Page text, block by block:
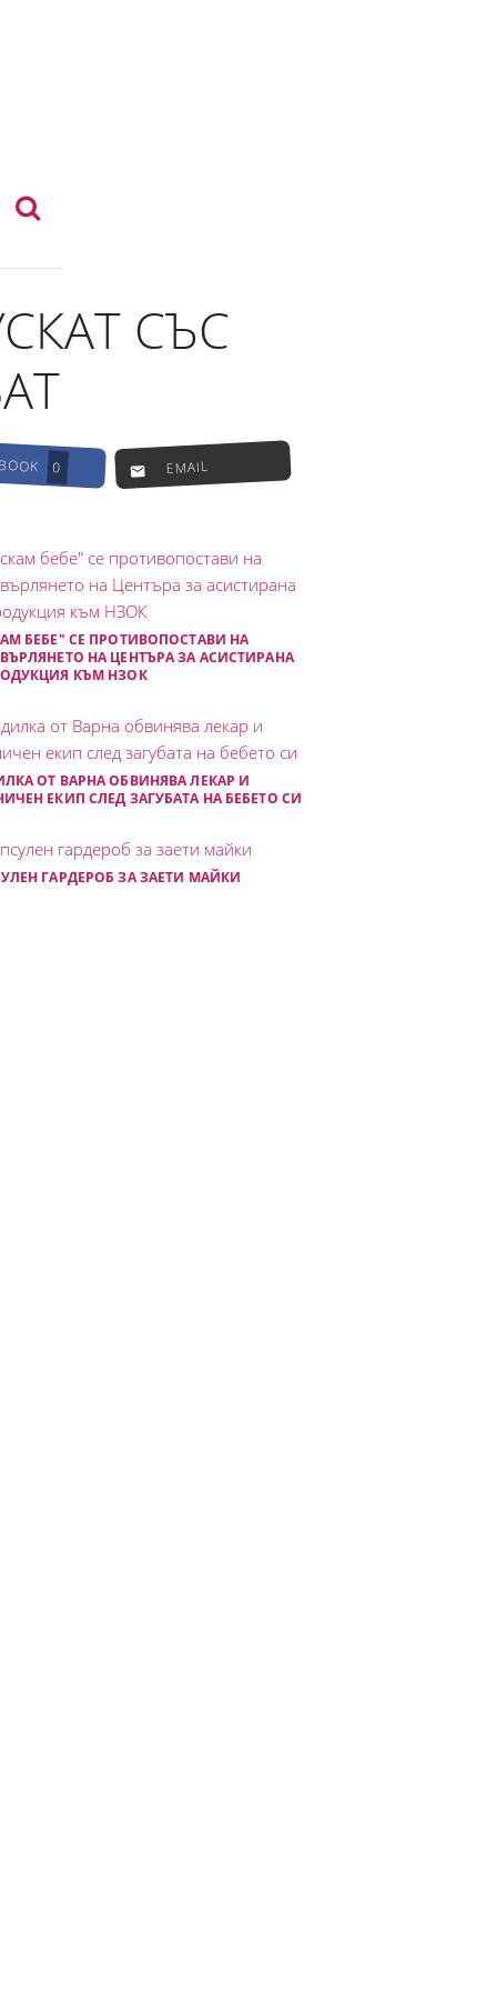
СЪС
0 EMAIL
БЕБЕ" СЕ ПРОТИВОПОСТАВИ НА
НА ЦЕНТЪРА ЗА АСИСТИРАНА
КЪМ НЗОК
ОТ ВАРНА ОБВИНЯВА ЛЕКАР И
ЕКИП СЛЕД ЗАГУБАТА НА БЕБЕТО СИ
ГАРДЕРОБ ЗА ЗАЕТИ МАЙКИ